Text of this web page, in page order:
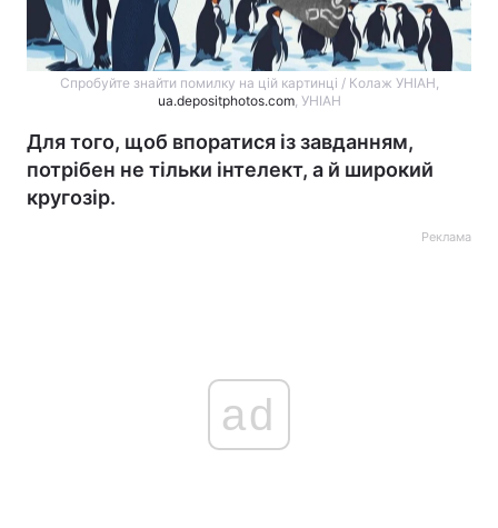
Спробуйте знайти помилку на цій картинці / Колаж УНІАН,
ua.depositphotos.com, УНІАН
Для того, щоб впоратися із завданням,
потрібен не тільки інтелект, а й широкий
кругозір.
Реклама
ad